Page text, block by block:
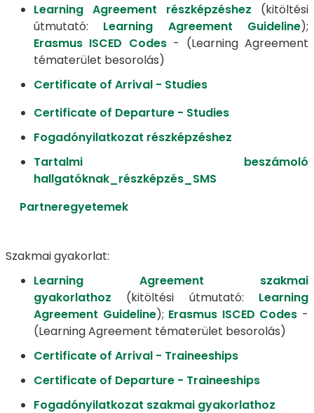
Learning Agreement részképzéshez (kitöltési
útmutató: Learning Agreement Guideline);
Erasmus ISCED Codes- (Learning Agreement
tématerület besorolás)
Certificate of Arrival - Studies
Certificate of Departure - Studies
Fogadónyilatkozat részképzéshez
Tartalmi beszámoló
hallgatóknak_részképzés_SMS
Partneregyetemek
Szakmai gyakorlat:
Learning Agreement szakmai
gyakorlathoz (kitöltési útmutató: Learning
Agreement Guideline); Erasmus ISCED Codes -
(Learning Agreement tématerület besorolás)
Certificate of Arrival - Traineeships
Certificate of Departure - Traineeships
Fogadónyilatkozat szakmai gyakorlathoz